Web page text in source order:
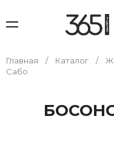
Главная Каталог
Сабо